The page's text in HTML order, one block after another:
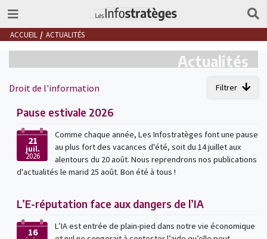
ACCUEIL ACTUALITÉS
Actualités
Droit de l'information Filtrer
Pause estivale 2026
21
juil.
2026
Comme chaque année, Les Infostratèges font une pause
au plus fort des vacances d'été, soit du 14 juillet aux
alentours du 20 août. Nous reprendrons nos publications
d'actualités le marid 25 août. Bon été à tous !
L’E-réputation face aux dangers de l’IA
16
L’IA est entrée de plain-pied dans notre vie économique